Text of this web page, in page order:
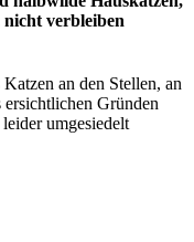
nicht verbleiben
an den Stellen, an
ersichtlichen Gründen
umgesiedelt